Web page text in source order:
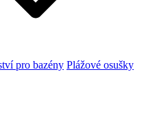
pro bazény Plážové osušky